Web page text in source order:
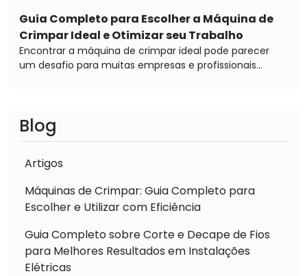
Guia Completo para Escolher a Máquina de
Crimpar Ideal e Otimizar seu Trabalho
Encontrar a máquina de crimpar ideal pode parecer
um desafio para muitas empresas e profissionais...
Blog
Artigos
Máquinas de Crimpar: Guia Completo para
Escolher e Utilizar com Eficiência
Guia Completo sobre Corte e Decape de Fios
para Melhores Resultados em Instalações
Elétricas